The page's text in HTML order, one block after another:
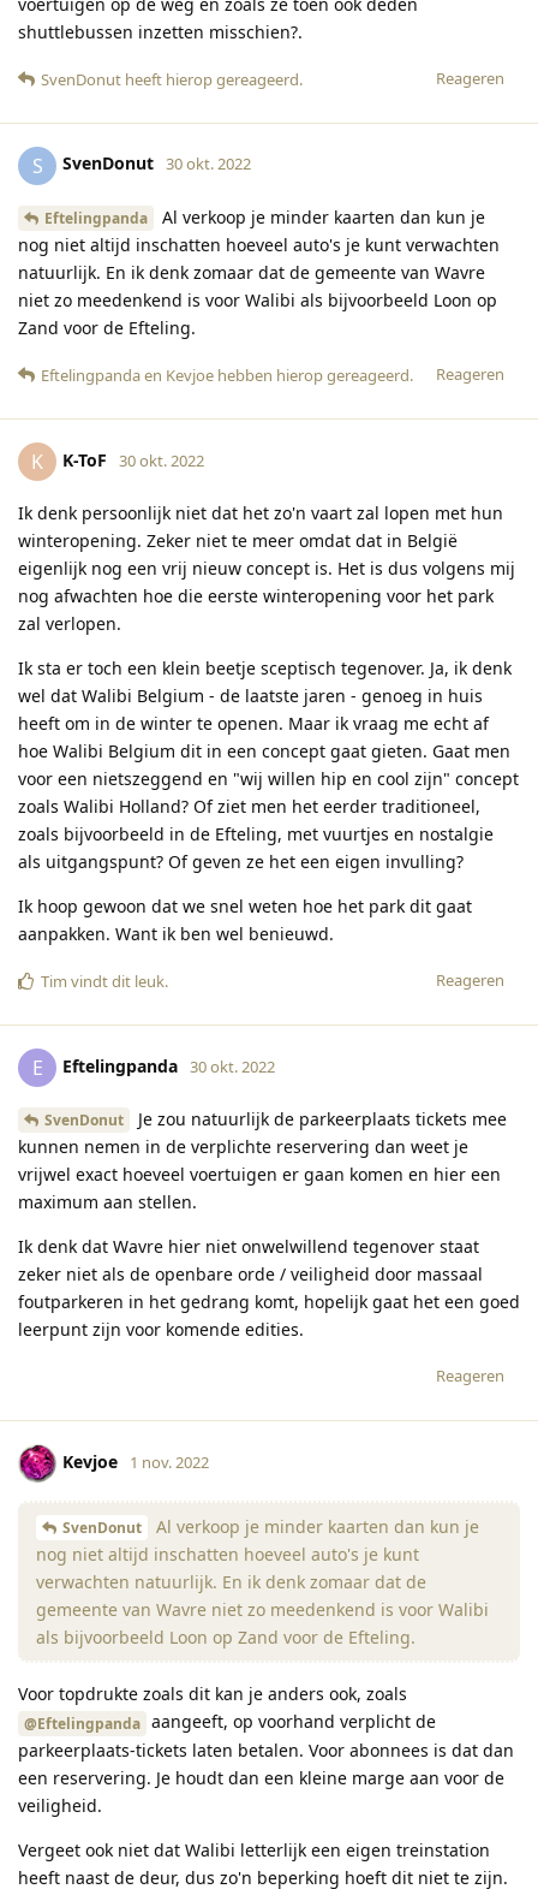
shuttlebussen inzetten misschien?.
Reageren
SvenDonut heeft hierop gereageerd.
S SvenDonut 30 okt. 2022
Eftelingpanda
Al verkoop je minder kaarten dan kun je
nog niet altijd inschatten hoeveel auto's je kunt verwachten
natuurlijk. En ik denk zomaar dat de gemeente van Wavre
niet zo meedenkend is voor Walibi als bijvoorbeeld Loon op
Zand voor de Efteling.
Reageren
Eftelingpandaen Kevjoe hebben hierop gereageerd.
K K-ToF 30 okt. 2022
Ik denk persoonlijk niet dat het zo'n vaart zal lopen met hun
winteropening. Zeker niet te meer omdat dat in België
eigenlijk nog een vrij nieuw concept is. Het is dus volgens mij
nog afwachten hoe die eerste winteropening voor het park
zal verlopen.
Ik sta er toch een klein beetje sceptisch tegenover. Ja, ik denk
wel dat Walibi Belgium - de laatste jaren - genoeg in huis
heeft om in de winter te openen. Maar ik vraag me echt af
hoe Walibi Belgium dit in een concept gaat gieten. Gaat men
voor een nietszeggend en "wij willen hip en cool zijn" concept
zoals Walibi Holland? Of ziet men het eerder traditioneel,
zoals bijvoorbeeld in de Efteling, met vuurtjes en nostalgie
als uitgangspunt? Of geven ze het een eigen invulling?
Ik hoop gewoon dat we snel weten hoe het park dit gaat
aanpakken. Want ik ben wel benieuwd.
Reageren
Tim vindt dit leuk.
E Eftelingpanda 30 okt. 2022
SvenDonut
Je zou natuurlijk de parkeerplaats tickets mee
kunnen nemen in de verplichte reservering dan weet je
vrijwel exact hoeveel voertuigen er gaan komen en hier een
maximum aan stellen.
Ik denk dat Wavre hier niet onwelwillend tegenover staat
zeker niet als de openbare orde / veiligheid door massaal
foutparkeren in het gedrang komt, hopelijk gaat het een goed
leerpunt zijn voor komende edities.
Reageren
Kevjoe 1 nov. 2022
SvenDonut
Al verkoop je minder kaarten dan kun je
nog niet altijd inschatten hoeveel auto's je kunt
verwachten natuurlijk. En ik denk zomaar dat de
gemeente van Wavre niet zo meedenkend is voor Walibi
als bijvoorbeeld Loon op Zand voor de Efteling.
Voor topdrukte zoals dit kan je anders ook, zoals
@Eftelingpanda aangeeft, op voorhand verplicht de
parkeerplaats-tickets laten betalen. Voor abonnees is dat dan
een reservering. Je houdt dan een kleine marge aan voor de
veiligheid.
Vergeet ook niet dat Walibi letterlijk een eigen treinstation
heeft naast de deur, dus zo'n beperking hoeft dit niet te zijn.